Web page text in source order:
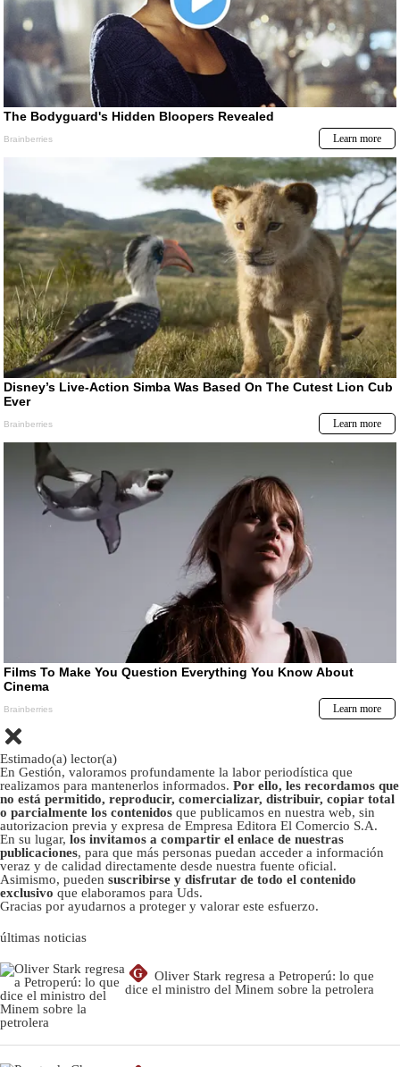
Estimado(a) lector(a)
En Gestión, valoramos profundamente la labor periodística que
realizamos para mantenerlos informados. Por ello, les recordamos que
no está permitido, reproducir, comercializar, distribuir, copiar total
o parcialmente los contenidos que publicamos en nuestra web, sin
autorizacion previa y expresa de Empresa Editora El Comercio S.A.
En su lugar, los invitamos a compartir el enlace de nuestras
publicaciones, para que más personas puedan acceder a información
veraz y de calidad directamente desde nuestra fuente oficial.
Asimismo, pueden suscribirse y disfrutar de todo el contenido
exclusivo que elaboramos para Uds.
Gracias por ayudarnos a proteger y valorar este esfuerzo.
últimas noticias
G
Oliver Stark regresa a Petroperú: lo que
dice el ministro del Minem sobre la petrolera